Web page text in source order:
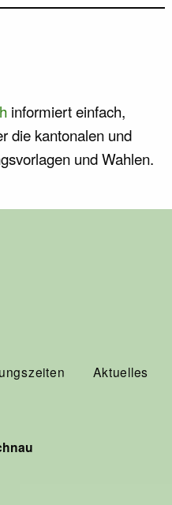
informiert einfach,
die kantonalen und
und Wahlen.
Aktuelles